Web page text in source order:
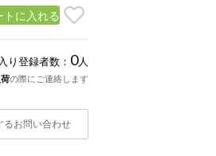
トに入れる
り登録者数： 0人
の際にご連絡します
るお問い合わせ